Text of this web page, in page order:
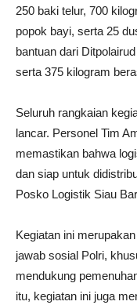
250 baki telur, 700
popok bayi, serta 25
bantuan dari
serta 375 kilogram
Seluruh rangkaian
lancar. Personel Tim
memastikan bahwa
dan siap untuk
Posko Logistik Siau
Kegiatan ini
jawab sosial Polri,
mendukung
itu, kegiatan ini juga